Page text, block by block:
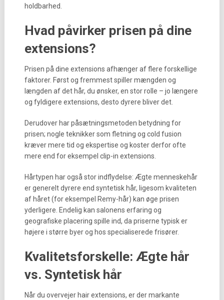
holdbarhed.
Hvad påvirker prisen på dine
extensions?
Prisen på dine extensions afhænger af flere forskellige
faktorer. Først og fremmest spiller mængden og
længden af det hår, du ønsker, en stor rolle – jo længere
og fyldigere extensions, desto dyrere bliver det.
Derudover har påsætningsmetoden betydning for
prisen; nogle teknikker som fletning og cold fusion
kræver mere tid og ekspertise og koster derfor ofte
mere end for eksempel clip-in extensions.
Hårtypen har også stor indflydelse: Ægte menneskehår
er generelt dyrere end syntetisk hår, ligesom kvaliteten
af håret (for eksempel Remy-hår) kan øge prisen
yderligere. Endelig kan salonens erfaring og
geografiske placering spille ind, da priserne typisk er
højere i større byer og hos specialiserede frisører.
Kvalitetsforskelle: Ægte hår
vs. Syntetisk hår
Når du overvejer hair extensions, er der markante